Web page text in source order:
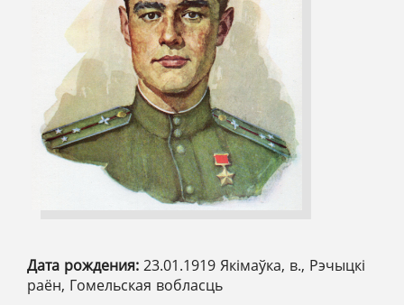
Дата рождения: 23.01.1919 Якімаўка, в., Рэчыцкі
раён, Гомельская вобласць